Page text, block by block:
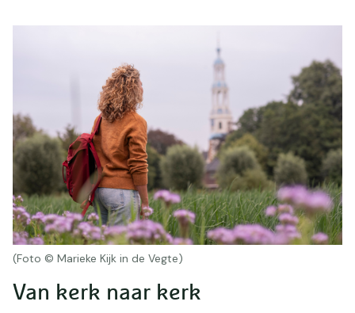
(Foto © Marieke Kijk in de Vegte)
Van kerk naar kerk